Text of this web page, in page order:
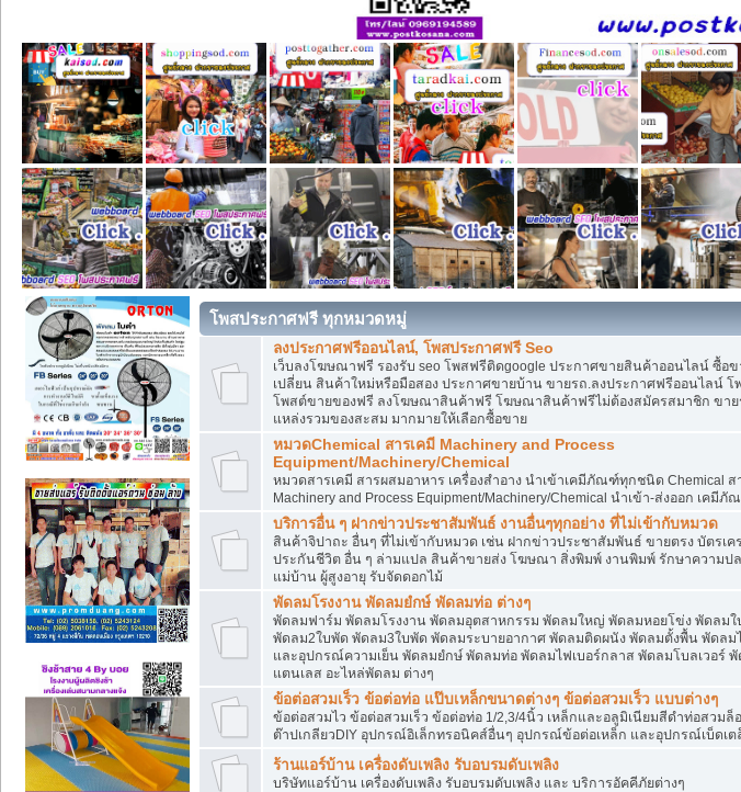
โพสประกาศฟรี ทุกหมวดหมู่
ลงประกาศฟรีออนไลน์, โพสประกาศฟรี Seo
เว็บลงโฆษณาฟรี รองรับ seo โพสฟรีติดgoogle ประกาศขายสินค้าออนไลน์ ซื้อ
เปลี่ยน สินค้าใหม่หรือมือสอง ประกาศขายบ้าน ขายรถ.ลงประกาศฟรีออนไลน์ โ
โพสต์ขายของฟรี ลงโฆษณาสินค้าฟรี โฆษณาสินค้าฟรีไม่ต้องสมัครสมาชิก ขาย
แหล่งรวมของสะสม มากมายให้เลือกซื้อขาย
หมวดChemical สารเคมี Machinery and Process
Equipment/Machinery/Chemical
หมวดสารเคมี สารผสมอาหาร เครื่องสำอาง นำเข้าเคมีภัณฑ์ทุกชนิด Chemical ส
Machinery and Process Equipment/Machinery/Chemical นำเข้า-ส่งออก เคมีภั
บริการอื่น ๆ ฝากข่าวประชาสัมพันธ์ งานอื่นๆทุกอย่าง ที่ไม่เข้ากับหมวด
สินค้าจิปาถะ อื่นๆ ที่ไม่เข้ากับหมวด เช่น ฝากข่าวประชาสัมพันธ์ ขายตรง บัตรเค
ประกันชีวิต อื่น ๆ ล่ามแปล สินค้าขายส่ง โฆษณา สิ่งพิมพ์ งานพิมพ์ รักษาความป
แม่บ้าน ผู้สูงอายุ รับจัดดอกไม้
พัดลมโรงงาน พัดลมยํกษ์ พัดลมท่อ ต่างๆ
พัดลมฟาร์ม พัดลมโรงงาน พัดลมอุตสาหกรรม พัดลมใหญ่ พัดลมหอยโข่ง พัดลมใ
พัดลม2ใบพัด พัดลม3ใบพัด พัดลมระบายอากาศ พัดลมติดผนัง พัดลมตั้งพื้น พัดลม
และอุปกรณ์ความเย็น พัดลมยํกษ์ พัดลมท่อ พัดลมไฟเบอร์กลาส พัดลมโบลเวอร์
แตนเลส อะไหล่พัดลม ต่างๆ
ข้อต่อสวมเร็ว ข้อต่อท่อ แป๊บเหล็กขนาดต่างๆ ข้อต่อสวมเร็ว แบบต่างๆ
ข้อต่อสวมไว ข้อต่อสวมเร็ว ข้อต่อท่อ 1/2,3/4นิ้ว เหล็กและอลูมิเนียมสีดำท่อสวมล็
ต๊าปเกลียวDIY อุปกรณ์อิเล็กทรอนิคส์อื่นๆ อุปกรณ์ข้อต่อเหล็ก และอุปกรณ์เบ็ดเต
ร้านแอร์บ้าน เครื่องดับเพลิง รับอบรมดับเพลิง
บริษัทแอร์บ้าน เครื่องดับเพลิง รับอบรมดับเพลิง และ บริการอัคคีภัยต่างๆ